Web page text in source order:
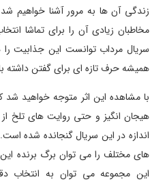
زندگی آن ها به مرور آشنا خواهیم
مخاطبان زیادی آن را برای تماشا
سریال مرداب توانست این جذابیت
همیشه حرف تازه ای برای گفتن داشته
با مشاهده این اثر متوجه خواهید شد
هیجان انگیز و حتی روایت های تلخ
اندازه در این سریال گنجانده شده
های مختلف را می توان برگ برنده
این مجموعه می توان به انتخاب